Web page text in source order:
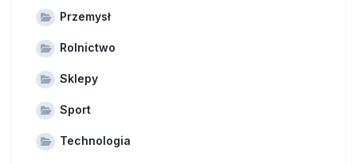
Przemysł
Rolnictwo
Sklepy
Sport
Technologia